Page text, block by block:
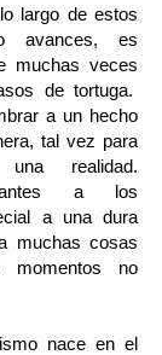
largo de estos
avances, es
muchas veces
de tortuga.
a un hecho
tal vez para
realidad.
a los
a una dura
muchas cosas
momentos no
nace en el